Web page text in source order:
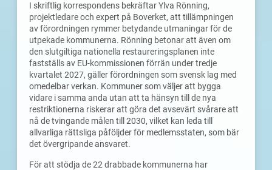
I skriftlig korrespondens bekräftar Ylva Rönning,
projektledare och expert på Boverket, att tillämpningen
av förordningen rymmer betydande utmaningar för de
utpekade kommunerna. Rönning betonar att även om
den slutgiltiga nationella restaureringsplanen inte
fastställs av EU-kommissionen förrän under tredje
kvartalet 2027, gäller förordningen som svensk lag med
omedelbar verkan. Kommuner som väljer att bygga
vidare i samma anda utan att ta hänsyn till de nya
restriktionerna riskerar att göra det avsevärt svårare att
nå de tvingande målen till 2030, vilket kan leda till
allvarliga rättsliga påföljder för medlemsstaten, som bär
det övergripande ansvaret.
För att stödja de 22 drabbade kommunerna har